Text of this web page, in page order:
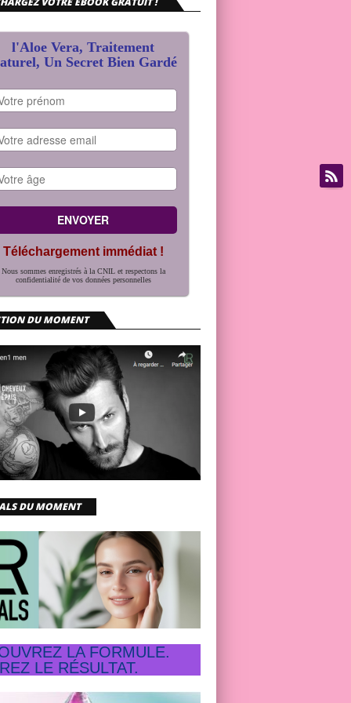
l'Aloe Vera, Traitement
Un Secret Bien Gardé
Téléchargement immédiat !
Nous sommes enregistrés à la CNIL et respectons la
confidentialité de vos données personnelles
DU MOMENT
DU MOMENT
LA FORMULE.
LE RÉSULTAT.